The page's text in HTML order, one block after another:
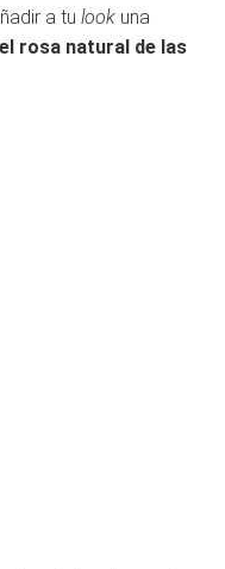
a tu look una
rosa natural de las